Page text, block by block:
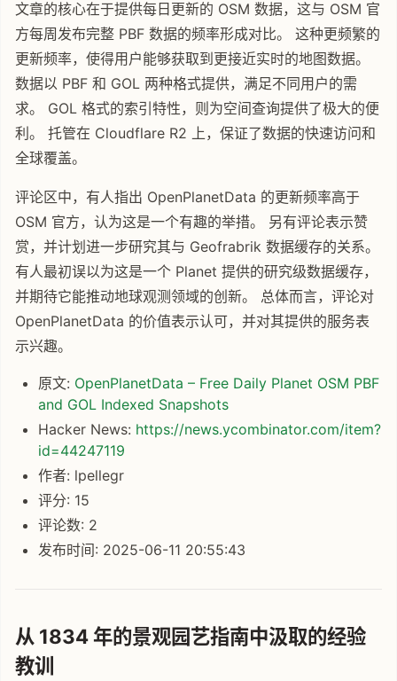
文章的核心在于提供每日更新的 OSM 数据，这与 OSM 官
方每周发布完整 PBF 数据的频率形成对比。 这种更频繁的
更新频率，使得用户能够获取到更接近实时的地图数据。
数据以 PBF 和 GOL 两种格式提供，满足不同用户的需
求。 GOL 格式的索引特性，则为空间查询提供了极大的便
利。 托管在 Cloudflare R2 上，保证了数据的快速访问和
全球覆盖。
评论区中，有人指出 OpenPlanetData 的更新频率高于
OSM 官方，认为这是一个有趣的举措。 另有评论表示赞
赏，并计划进一步研究其与 Geofrabrik 数据缓存的关系。
有人最初误以为这是一个 Planet 提供的研究级数据缓存，
并期待它能推动地球观测领域的创新。 总体而言，评论对
OpenPlanetData 的价值表示认可，并对其提供的服务表
示兴趣。
原文: OpenPlanetData – Free Daily Planet OSM PBF
and GOL Indexed Snapshots
Hacker News: https://news.ycombinator.com/item?
id=44247119
作者: lpellegr
评分: 15
评论数: 2
发布时间: 2025-06-11 20:55:43
从 1834 年的景观园艺指南中汲取的经验
教训